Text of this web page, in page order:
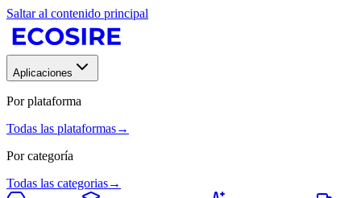
Saltar al contenido principal
Aplicaciones
Por plataforma
Todas las plataformas→
Por categoría
Todas las categorias→